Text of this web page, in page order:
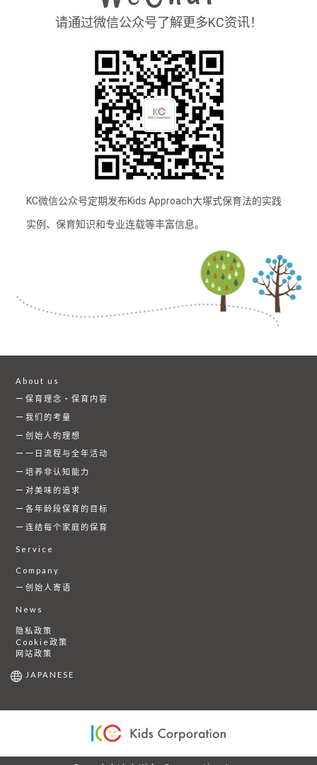
请通过微信公众号了解更多KC资讯！
KC微信公众号定期发布Kids Approach大塚式保育法的实践
实例、保育知识和专业连载等丰富信息。
About us
保育理念・保育内容
我们的考量
创始人的理想
一日流程与全年活动
培养非认知能力
对美味的追求
各年龄段保育的目标
连结每个家庭的保育
Service
Company
创始人寄语
News
隐私政策
Cookie政策
网站政策
JAPANESE